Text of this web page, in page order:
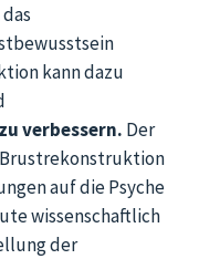
kann dazu
verbessern. Der
Brustrekonstruktion
auf die Psyche
wissenschaftlich
der